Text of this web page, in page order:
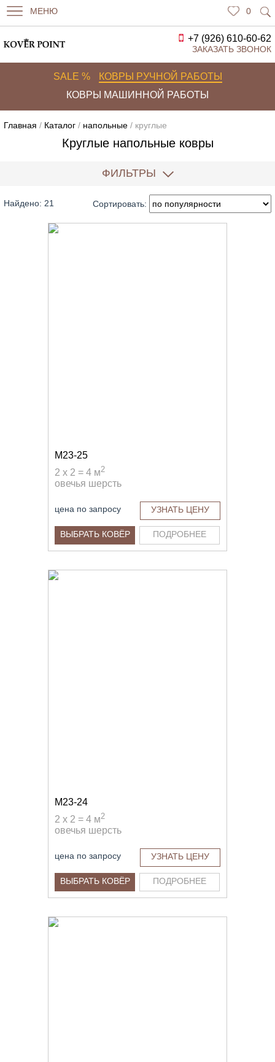
МЕНЮ 0
+7 (926) 610-60-62
ЗАКАЗАТЬ ЗВОНОК
SALE %
КОВРЫ РУЧНОЙ РАБОТЫ
КОВРЫ МАШИННОЙ РАБОТЫ
Главная / Каталог/ напольные/ круглые
Круглые напольные ковры
ФИЛЬТРЫ
Найдено: 21 Сортировать:
M23-25
2 x 2 = 4 м2
овечья шерсть
цена по запросу УЗНАТЬ ЦЕНУ
ВЫБРАТЬ КОВЁР ПОДРОБНЕЕ
M23-24
2 x 2 = 4 м2
овечья шерсть
цена по запросу УЗНАТЬ ЦЕНУ
ВЫБРАТЬ КОВЁР ПОДРОБНЕЕ